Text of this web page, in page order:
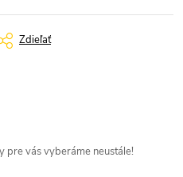
Zdieľať
pre vás vyberáme neustále!